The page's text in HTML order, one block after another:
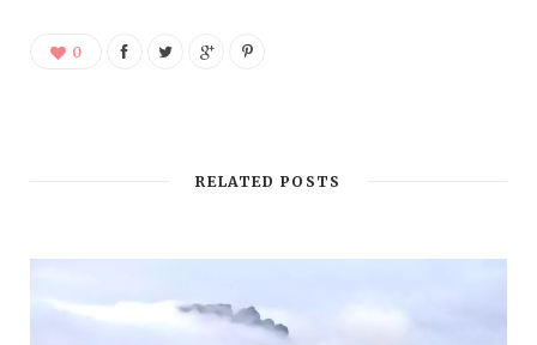
0
RELATED POSTS